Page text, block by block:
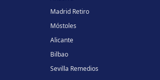
Madrid Retiro
Móstoles
Alicante
Bilbao
Sevilla Remedios